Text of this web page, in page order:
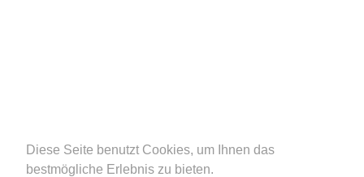
Diese Seite benutzt Cookies, um Ihnen das
bestmögliche Erlebnis zu bieten.
Diese Seite benutzt Cookies, um Ihnen das
bestmögliche Erlebnis zu bieten.